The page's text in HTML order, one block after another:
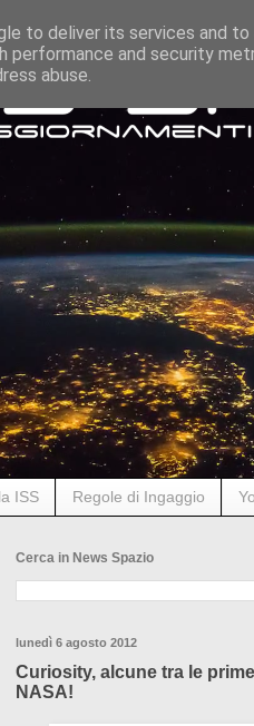
ISS Regole di Ingaggio
Cerca in News Spazio
lunedì 6 agosto 2012
Curiosity, alcune tra le
NASA!
to deliver its services and
performance and security
abuse.